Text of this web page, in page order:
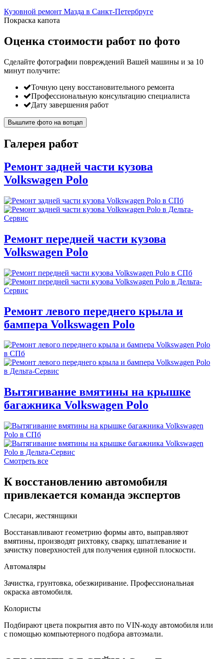
Кузовной ремонт Мазда в Санкт-Петербруге
Покраска капота
Оценка стоимости работ по фото
Сделайте фотографии повреждений Вашей машины и за 10
минут получите:
Точную цену восстановительного ремонта
Профессиональную консультацию специалиста
Дату завершения работ
Вышлите фото на вотцап
Галерея работ
Ремонт задней части кузова
Volkswagen Polo
Ремонт передней части кузова
Volkswagen Polo
Ремонт левого переднего крыла и
бампера Volkswagen Polo
Вытягивание вмятины на крышке
багажника Volkswagen Polo
Смотреть все
К восстановлению автомобиля
привлекается команда экспертов
Слесари, жестянщики
Восстанавливают геометрию формы авто, выправляют
вмятины, производят рихтовку, сварку, шпатлевание и
зачистку поверхностей для получения единой плоскости.
Автомаляры
Зачистка, грунтовка, обезжиривание. Профессиональная
окраска автомобиля.
Колористы
Подбирают цвета покрытия авто по VIN-коду автомобиля или
с помощью компьютерного подбора автоэмали.